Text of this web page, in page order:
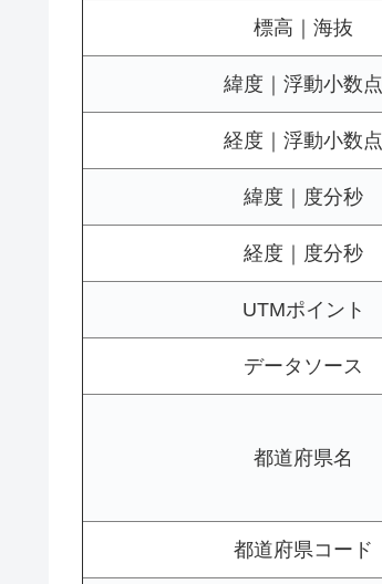
標高｜海抜
緯度｜浮動小数点
経度｜浮動小数点
緯度｜度分秒
経度｜度分秒
UTMポイント
データソース
都道府県名
都道府県コード